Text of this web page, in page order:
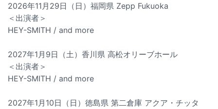
2026年11月29日（日）福岡県 Zepp Fukuoka
＜出演者＞
HEY-SMITH / and more
2027年1月9日（土）香川県 高松オリーブホール
＜出演者＞
HEY-SMITH / and more
2027年1月10日（日）徳島県 第二倉庫 アクア・チッタ